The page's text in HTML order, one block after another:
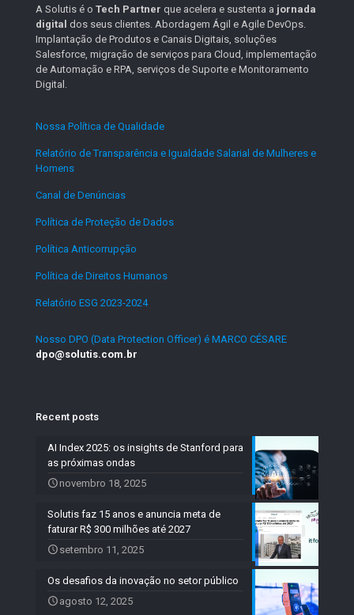
A Solutis é o Tech Partner que acelera e sustenta a jornada
digital dos seus clientes. Abordagem Ágil e Agile DevOps.
Implantação de Produtos e Canais Digitais, soluções
Salesforce, migração de serviços para Cloud, implementação
de Automação e RPA, serviços de Suporte e Monitoramento
Digital.
Nossa Política de Qualidade
Relatório de Transparência e Igualdade Salarial de Mulheres e
Homens
Canal de Denúncias
Política de Proteção de Dados
Política Anticorrupção
Política de Direitos Humanos
Relatório ESG 2023-2024.
Nosso DPO (Data Protection Officer) é MARCO CÉSARE
dpo@solutis.com.br
Recent posts
AI Index 2025: os insights de Stanford para
as próximas ondas
novembro 18, 2025
Solutis faz 15 anos e anuncia meta de
faturar R$ 300 milhões até 2027
setembro 11, 2025
Os desafios da inovação no setor público
agosto 12, 2025